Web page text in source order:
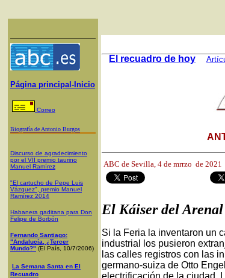
Página principal-Inicio
Correo
Biografía de Antonio Burgos
Discurso de agradecimiento
por el VII premio taurino
Manuel Ramírez
"El cartucho de Pepe Luis
Vázquez", premio Manuel
Ramírez 2014
Habanera gaditana para Don
Felipe de Borbón
Fernando Santiago:
"Andalucía, ¿Tercer
Mundo?" (El País, 10/7/2006)
La Semana Santa en El
Recuadro
El recuadro de hoy
ABC de Sevilla, 4 de mrrzo de 2021
El Káiser del Arenal
Si la Feria la inventaron un
industrial los pusieron
las calles registros con las
germano-suiza de Otto
electrificación de la ciudad.